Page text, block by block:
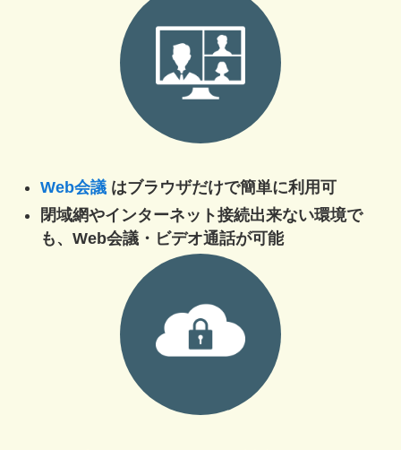
Web会議はブラウザだけで簡単に利用可
閉域網やインターネット接続出来ない環境で
も、Web会議・ビデオ通話が可能